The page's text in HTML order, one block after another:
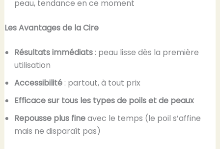
peau, tendance en ce moment
Les Avantages de la Cire
Résultats immédiats: peau lisse dès la première
utilisation
Accessibilité: partout, à tout prix
Efficace sur tous les types de poils et de peaux
Repousse plus fineavec le temps (le poil s’affine
mais ne disparaît pas)